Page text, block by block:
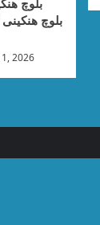
بلوچ
بلوچ
2026